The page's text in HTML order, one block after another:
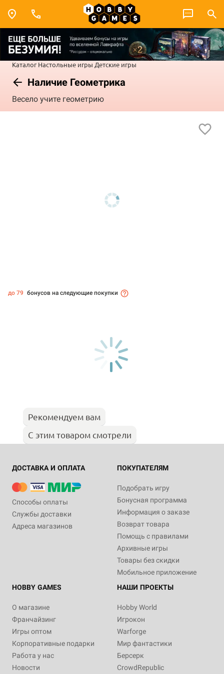
Каталог Настольные игры Детские игры
Наличие Геометрика
Весело учите геометрию
до 79 бонусов на следующие покупки
Рекомендуем вам
С этим товаром смотрели
ДОСТАВКА И ОПЛАТА
Способы оплаты
Службы доставки
Адреса магазинов
ПОКУПАТЕЛЯМ
Подобрать игру
Бонусная программа
Информация о заказе
Возврат товара
Помощь с правилами
Архивные игры
Товары без скидки
Мобильное приложение
HOBBY GAMES
О магазине
Франчайзинг
Игры оптом
Корпоративные подарки
Работа у нас
Новости
НАШИ ПРОЕКТЫ
Hobby World
Игрокон
Warforge
Мир фантастики
Берсерк
CrowdRepublic